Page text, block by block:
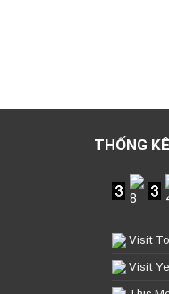
THỐNG
Visit
Visit